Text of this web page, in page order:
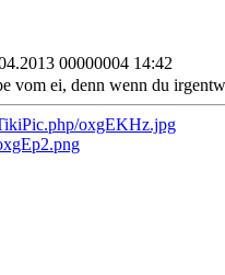
00000004 14:42
vom ei, denn wenn du